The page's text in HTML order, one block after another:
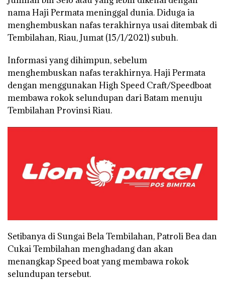
nama Haji Permata meninggal dunia. Diduga ia
menghembuskan nafas terakhirnya usai ditembak di
Tembilahan, Riau, Jumat (15/1/2021) subuh.
Informasi yang dihimpun, sebelum
menghembuskan nafas terakhirnya. Haji Permata
dengan menggunakan High Speed Craft/Speedboat
membawa rokok selundupan dari Batam menuju
Tembilahan Provinsi Riau.
Setibanya di Sungai Bela Tembilahan, Patroli Bea dan
Cukai Tembilahan menghadang dan akan
menangkap Speed boat yang membawa rokok
selundupan tersebut.